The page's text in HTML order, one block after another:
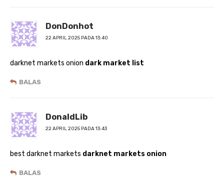
DonDonhot
22 APRIL 2025 PADA 13:40
darknet markets onion dark market list
BALAS
DonaldLib
22 APRIL 2025 PADA 13:43
best darknet markets darknet markets onion
BALAS